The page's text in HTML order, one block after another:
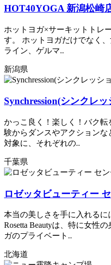
HOT40YOGA 新潟松崎
ホットヨガ×サーキットトレ
す。 ホットヨガだけでなく
ライン、ゲルマ..
新潟県
Synchression(シンクレ
かっこ良く！楽しく！バク
験からダンスやアクション
対象に、それぞれの..
千葉県
ロゼッタビューティー
本当の美しさを手に入れるに
Rosetta Beautyは、特に女性
ガのプライベート..
北海道